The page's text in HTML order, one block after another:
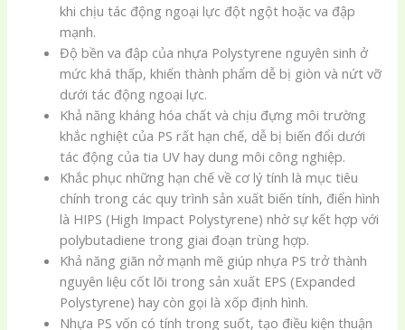
khi chịu tác động ngoại lực đột ngột hoặc va đập
mạnh.
Độ bền va đập của nhựa Polystyrene nguyên sinh ở
mức khá thấp, khiến thành phẩm dễ bị giòn và nứt vỡ
dưới tác động ngoại lực.
Khả năng kháng hóa chất và chịu đựng môi trường
khắc nghiệt của PS rất hạn chế, dễ bị biến đổi dưới
tác động của tia UV hay dung môi công nghiệp.
Khắc phục những hạn chế về cơ lý tính là mục tiêu
chính trong các quy trình sản xuất biến tính, điển hình
là HIPS (High Impact Polystyrene) nhờ sự kết hợp với
polybutadiene trong giai đoạn trùng hợp.
Khả năng giãn nở mạnh mẽ giúp nhựa PS trở thành
nguyên liệu cốt lõi trong sản xuất EPS (Expanded
Polystyrene) hay còn gọi là xốp định hình.
Nhựa PS vốn có tính trong suốt, tạo điều kiện thuận